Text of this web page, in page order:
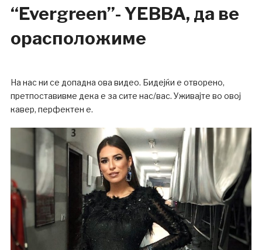
“Evergreen”- YEBBA, да ве
орасположиме
На нас ни се допадна ова видео. Бидејќи е отворено,
претпоставивме дека е за сите нас/вас. Уживајте во овој
кавер, перфектен е.